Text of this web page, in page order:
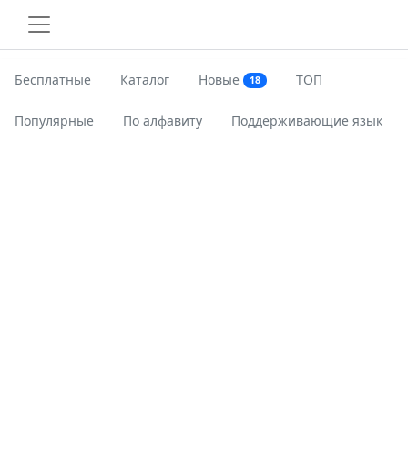
Бесплатные Каталог Новые 18 ТОП
Популярные По алфавиту Поддерживающие язык